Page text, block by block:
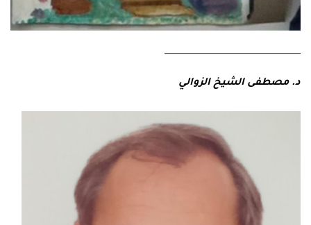
ــــــــــــــــــــــــــــــــــــــــــــــــــــــــــــــــــــــــــــــــــــــــــــــــــ
د. مصطفى الشيخ الزوالي